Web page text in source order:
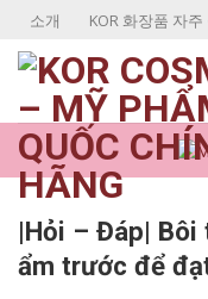
Skip
content
소개 KOR 화장품 자
|Hỏi – Đáp|
ẩm trước để